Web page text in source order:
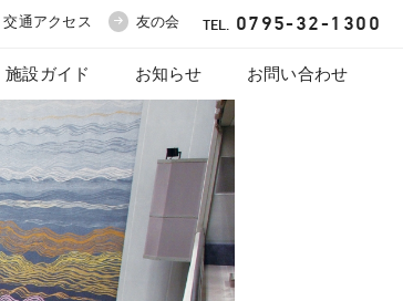
交通アクセス 友の会 TEL. 0795-32-1300
施設ガイド お知らせ お問い合わせ